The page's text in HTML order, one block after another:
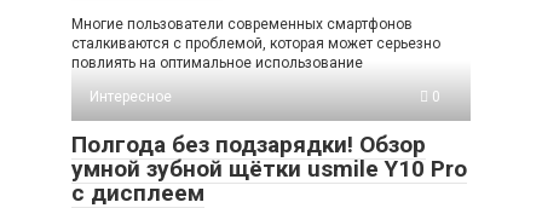
Многие пользователи современных смартфонов
сталкиваются с проблемой, которая может серьезно
повлиять на оптимальное использование
Интересное
0
Полгода без подзарядки! Обзор
умной зубной щётки usmile Y10 Pro
с дисплеем